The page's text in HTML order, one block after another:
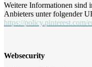
Weitere Informationen sind
Anbieters unter folgender
https://policy.pinterest.com/
Websecurity